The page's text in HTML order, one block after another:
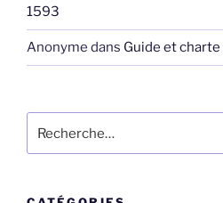
1593
Anonyme dans Guide et
pour